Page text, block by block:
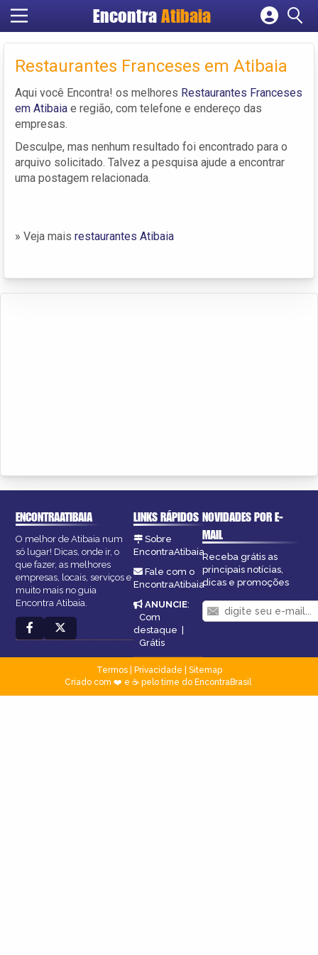
Encontra Atibaia
Cadastrar empresa
Criar conta
Restaurantes Franceses em Atibaia
Aqui você Encontra! os melhores Restaurantes Franceses
em Atibaia e região, com telefone e endereço das
empresas.
Desculpe, mas nenhum resultado foi encontrado para o
arquivo solicitado. Talvez a pesquisa ajude a encontrar
uma postagem relacionada.
» Veja mais restaurantes Atibaia
ENCONTRAATIBAIA
O melhor de Atibaia num
só lugar! Dicas, onde ir, o
que fazer, as melhores
empresas, locais, serviços e
muito mais no guia
Encontra Atibaia.
LINKS RÁPIDOS
Sobre
EncontraAtibaia
Fale com o
EncontraAtibaia
ANUNCIE:
Com
destaque |
Grátis
NOVIDADES POR E-
MAIL
Receba grátis as
principais notícias,
dicas e promoções
Termos| Privacidade
Sitemap
Criado com ❤️ e ☕ pelo time do EncontraBrasil